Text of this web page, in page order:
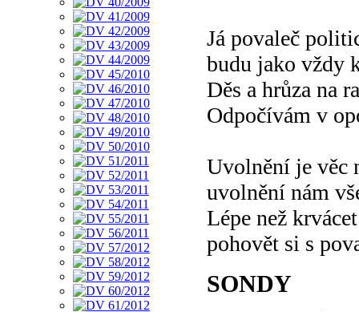
Já povaleč
budu jako vždy
Děs a hrůza na
Odpočívám v
Uvolnění je věc
uvolnění nám
Lépe než
pohovět si s
SONDY